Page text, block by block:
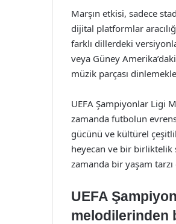
Marşın etkisi, sadece
dijital platformlar
farklı dillerdeki
veya Güney
müzik parçası
UEFA Şampiyonlar Ligi
zamanda futbolun
gücünü ve kültürel
heyecan ve bir birliktelik
zamanda bir yaşam
UEFA
melodilerinden